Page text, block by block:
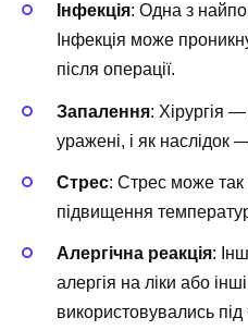
Інфекція: Одна з
Інфекція може
після операції.
Запалення: Хірургія
уражені, і як наслідок
Стрес: Стрес може так
підвищення
Алергічна реакція:
алергія на ліки або
використовувались під